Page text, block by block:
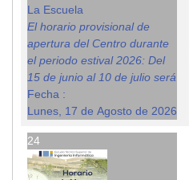
La Escuela
El horario provisional de
apertura del Centro durante
el periodo estival 2026: Del
15 de junio al 10 de julio será
Fecha :
Lunes, 17 de Agosto de 2026
24